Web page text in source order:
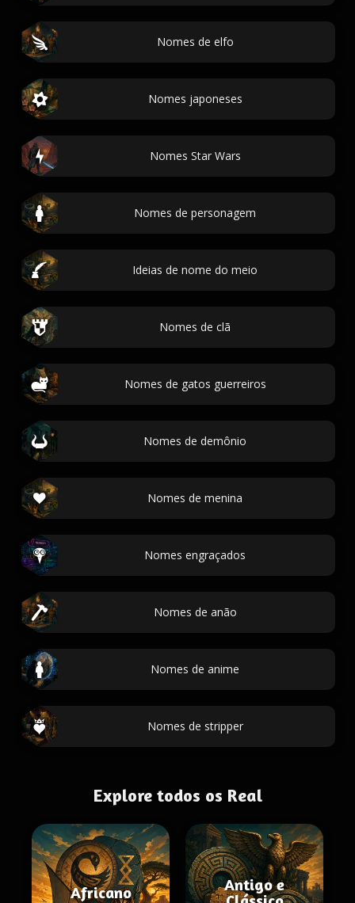
Nomes de elfo
Nomes japoneses
Nomes Star Wars
Nomes de personagem
Ideias de nome do meio
Nomes de clã
Nomes de gatos guerreiros
Nomes de demônio
Nomes de menina
Nomes engraçados
Nomes de anão
Nomes de anime
Nomes de stripper
Explore todos os Real
Africano
Antigo e